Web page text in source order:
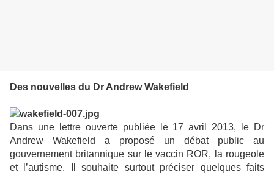
Des nouvelles du Dr Andrew Wakefield
Dans une lettre ouverte publiée le 17 avril 2013, le Dr
Andrew Wakefield a proposé un débat public au
gouvernement britannique sur le vaccin ROR, la rougeole
et l’autisme. Il souhaite surtout préciser quelques faits